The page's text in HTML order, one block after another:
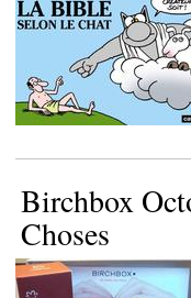
Birchbox
Choses